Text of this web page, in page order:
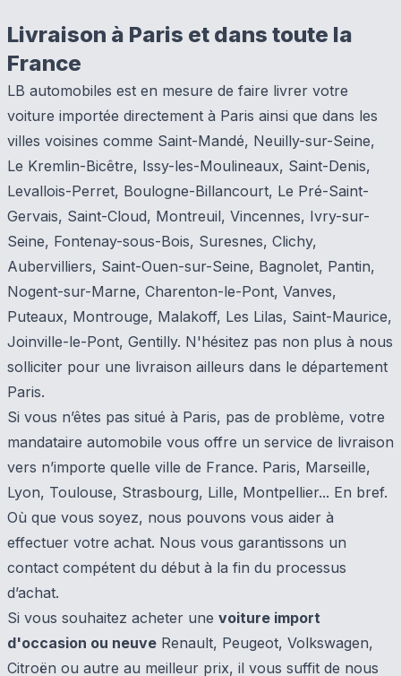
Livraison à Paris et dans toute la
France
LB automobiles est en mesure de faire livrer votre
voiture importée directement à Paris ainsi que dans les
villes voisines comme Saint-Mandé, Neuilly-sur-Seine,
Le Kremlin-Bicêtre, Issy-les-Moulineaux, Saint-Denis,
Levallois-Perret, Boulogne-Billancourt, Le Pré-Saint-
Gervais, Saint-Cloud, Montreuil, Vincennes, Ivry-sur-
Seine, Fontenay-sous-Bois, Suresnes, Clichy,
Aubervilliers, Saint-Ouen-sur-Seine, Bagnolet, Pantin,
Nogent-sur-Marne, Charenton-le-Pont, Vanves,
Puteaux, Montrouge, Malakoff, Les Lilas, Saint-Maurice,
Joinville-le-Pont, Gentilly. N'hésitez pas non plus à nous
solliciter pour une livraison ailleurs dans le département
Paris.
Si vous n’êtes pas situé à Paris, pas de problème, votre
mandataire automobile vous offre un service de livraison
vers n’importe quelle ville de France. Paris, Marseille,
Lyon, Toulouse, Strasbourg, Lille, Montpellier... En bref.
Où que vous soyez, nous pouvons vous aider à
effectuer votre achat. Nous vous garantissons un
contact compétent du début à la fin du processus
d’achat.
Si vous souhaitez acheter une voiture import
d'occasion ou neuve Renault, Peugeot, Volkswagen,
Citroën ou autre au meilleur prix, il vous suffit de nous